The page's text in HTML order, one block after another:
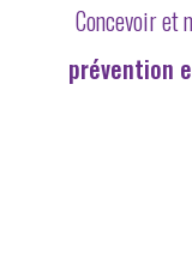
Concevoir et
prévention